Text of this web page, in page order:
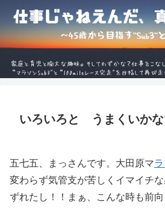
いろいろと うまくいか
五七五、まっさんです。大田原マ
変わらず気管支が苦しくイマイチ
ずれたし！！まぁ、こんな時も前向